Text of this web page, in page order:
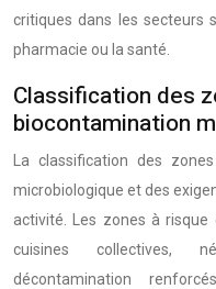
critiques dans les secteurs
pharmacie ou la santé.
Classification des
biocontamination
La classification des
microbiologique et des
activité. Les zones à
cuisines collectives,
décontamination